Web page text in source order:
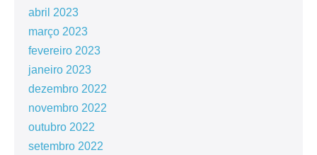
abril 2023
março 2023
fevereiro 2023
janeiro 2023
dezembro 2022
novembro 2022
outubro 2022
setembro 2022